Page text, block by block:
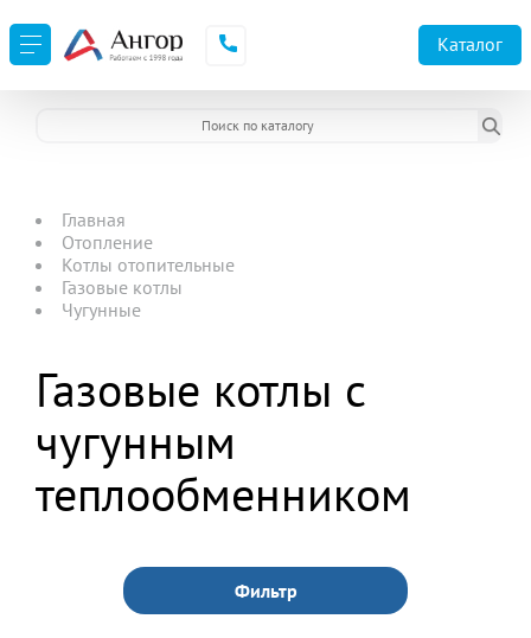
Каталог
Главная
Отопление
Котлы отопительные
Газовые котлы
Чугунные
Газовые котлы с
чугунным
теплообменником
Фильтр